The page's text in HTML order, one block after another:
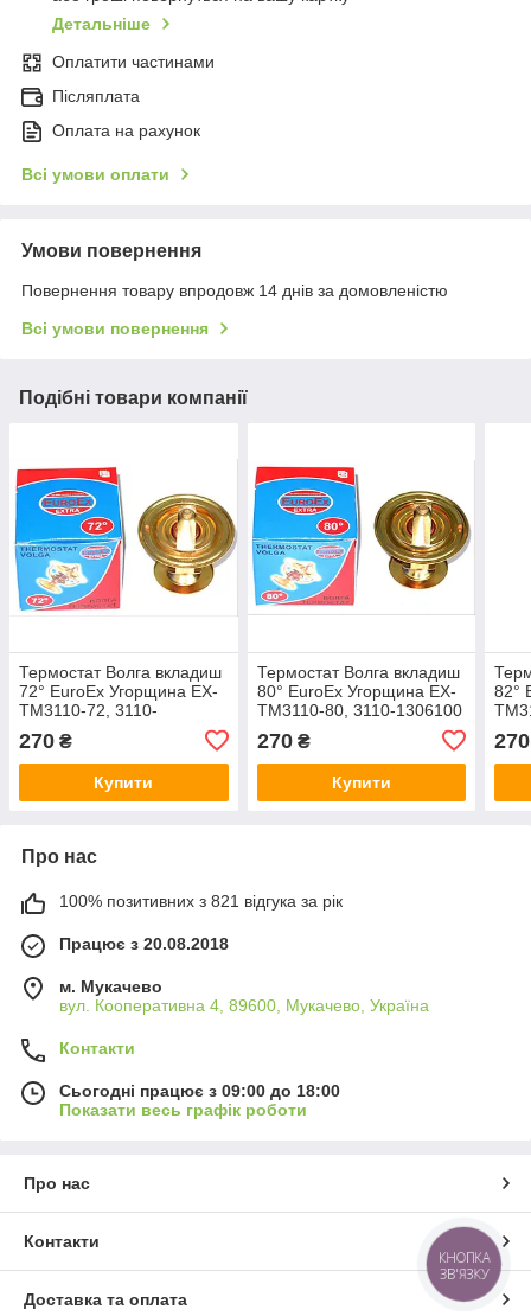
Детальніше
Оплатити частинами
Післяплата
Оплата на рахунок
Всі умови оплати
Умови повернення
Повернення товару впродовж 14 днів за домовленістю
Всі умови повернення
Подібні товари компанії
Термостат Волга вкладиш
72° EuroEx Угорщина EX-
TM3110-72, 3110-
270 ₴
Купити
Термостат Волга вкладиш
80° EuroEx Угорщина EX-
TM3110-80, 3110-1306100
270₴
Купити
82°
270
Про нас
100% позитивних з 821 відгука за рік
Працює з 20.08.2018
м. Мукачево
вул. Кооперативна 4, 89600, Мукачево, Україна
Контакти
Сьогодні працює з 09:00 до 18:00
Показати весь графік роботи
Про нас
Контакти
Доставка та оплата
КНОПКА
ЗВ'ЯЗКУ